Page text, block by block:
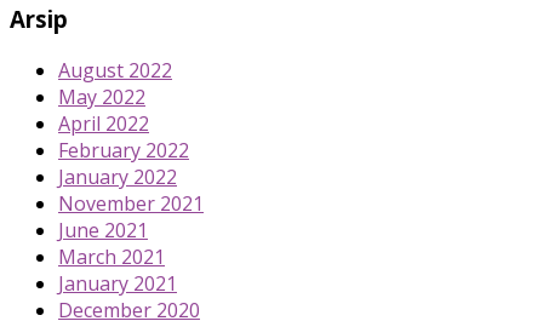
Arsip
August 2022
May 2022
April 2022
February 2022
January 2022
November 2021
June 2021
March 2021
January 2021
December 2020